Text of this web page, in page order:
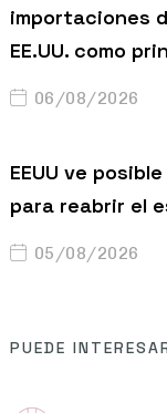
importaciones
EE.UU. como
06/08/2026
EEUU ve
para reabrir el
05/08/2026
PUEDE